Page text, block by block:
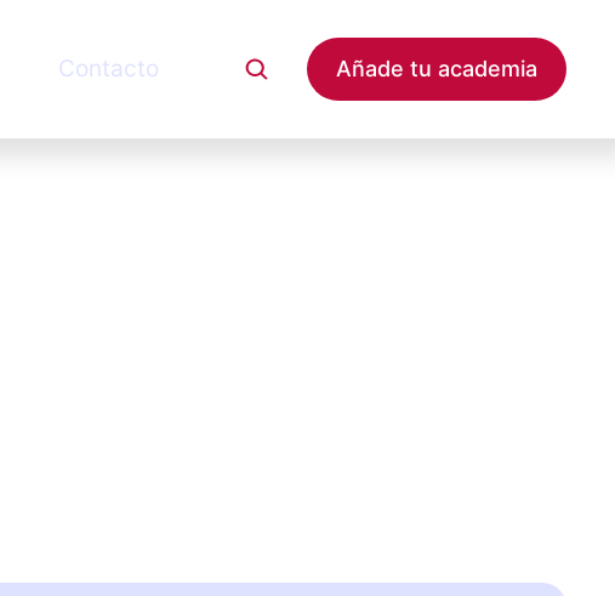
Contacto Añade tu academia